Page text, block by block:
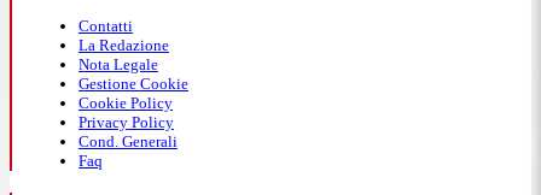
Contatti
La Redazione
Nota Legale
Gestione Cookie
Cookie Policy
Privacy Policy
Cond. Generali
Faq